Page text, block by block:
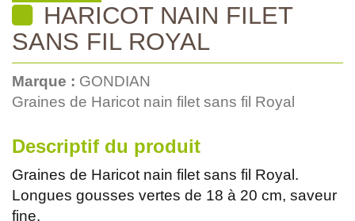
HARICOT NAIN FILET
SANS FIL ROYAL
Marque : GONDIAN
Graines de Haricot nain filet sans fil Royal
Descriptif du produit
Graines de Haricot nain filet sans fil Royal.
Longues gousses vertes de 18 à 20 cm, saveur
fine.